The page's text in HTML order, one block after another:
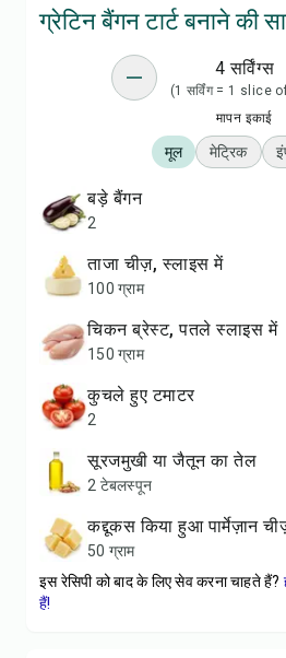
ग्रेटिन बैंगन टार्ट बनाने की
4 सर्विंग्स
(1 सर्विंग = 1 slice
मापन इकाई
मूल मेट्रिक
बड़े बैंगन
2
ताजा चीज़, स्लाइस में
100 ग्राम
चिकन ब्रेस्ट, पतले स्लाइस में
150 ग्राम
कुचले हुए टमाटर
2
सूरजमुखी या जैतून का तेल
2 टेबलस्पून
कद्दूकस किया हुआ पार्मेज़ान
50 ग्राम
इस रेसिपी को बाद के लिए सेव करना चाहते हैं?
हैं!